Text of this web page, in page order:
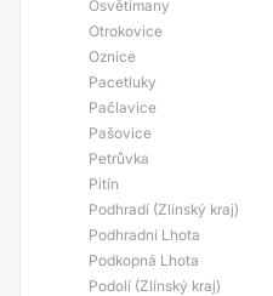
Osvětimany
Otrokovice
Oznice
Pacetluky
Pačlavice
Pašovice
Petrůvka
Pitín
Podhradí (Zlínský kraj)
Podhradní Lhota
Podkopná Lhota
Podolí (Zlínský kraj)